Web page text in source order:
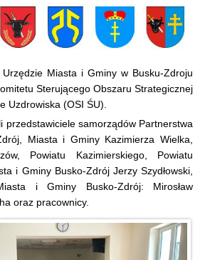
Miasta i Gminy w Busku-Zdroju
Sterującego Obszaru Strategicznej
Uzdrowiska (OSI ŚU).
przedstawiciele samorządów Partnerstwa
Miasta i Gminy Kazimierza Wielka,
Powiatu Kazimierskiego, Powiatu
i Gminy Busko-Zdrój Jerzy Szydłowski,
i Gminy Busko-Zdrój: Mirosław
oraz pracownicy.